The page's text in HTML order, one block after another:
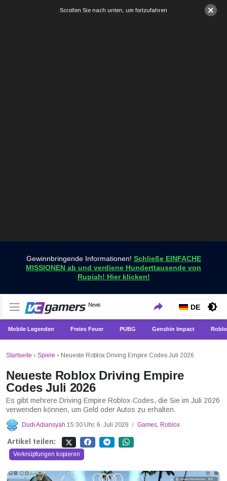
×
Scrollen Sie nach unten, um fortzufahren
Gewinnbringende Informationen! Schließe EINFACHE
MISSIONEN ab und verdiene Hunderttausende von
Rupiah! Hier klicken!
VCGamers-Neuigkeiten
News
Holen Sie sich die neuesten Spielnachrichten nur bei
VCGamers
DE
Mobile Legenden Freies Feuer PUBG Genshin Impact
Startseite › Spiele › Neueste Roblox Driving Empire Codes Juli 2026
Neueste Roblox Driving Empire
Codes Juli 2026
Es gibt mehrere Driving Empire Roblox-Codes, die Sie im Juli 2026
verwenden können, um Geld oder Autos zu erhalten.
Dudi Adiansyah 15:30 Uhr, 6. Juli 2026 / Games, Roblox
Artikel teilen:
Verknüpfungen kopieren